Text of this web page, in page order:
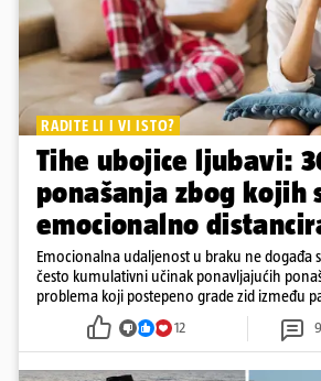
RADITE LI I VI ISTO?
Tihe ubojice ljubavi:
ponašanja zbog kojih
emocionalno
Emocionalna udaljenost u braku ne događa
često kumulativni učinak ponavljajućih
problema koji postepeno grade zid između
12